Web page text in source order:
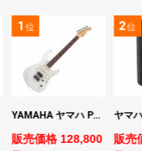
1位
YAMAHA ヤマハ PACS+12 SWH Pacifica Standard Plus パシフィカスタンダードプラス エレキギター
販売価格 128,800
2位
販売